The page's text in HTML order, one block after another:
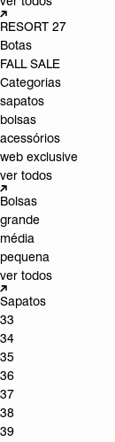
RESORT 27
Botas
FALL SALE
Categorias
sapatos
bolsas
acessórios
web exclusive
ver todos
Bolsas
grande
média
pequena
ver todos
Sapatos
33
34
35
36
37
38
39